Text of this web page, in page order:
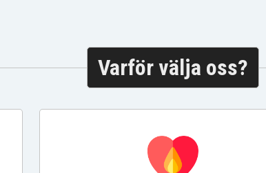
Varför välja oss?